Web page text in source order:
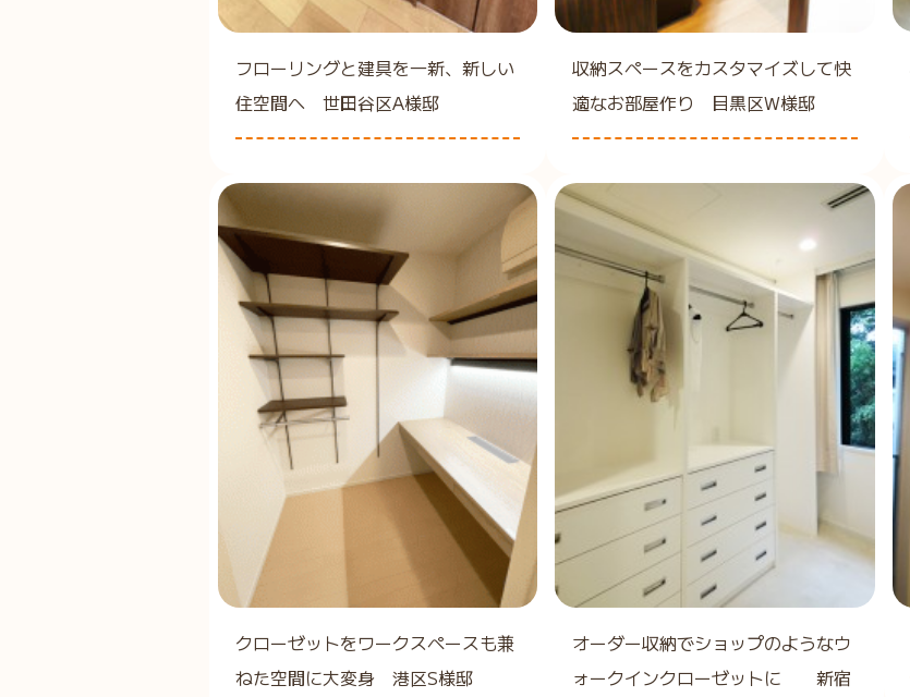
フローリングと建具を一新、新しい
住空間へ 世田谷区A様邸
収納スペースをカスタマイズして快
適なお部屋作り 目黒区W様邸
クローゼットをワークスペースも兼
ねた空間に大変身 港区S様邸
オーダー収納でショップのようなウ
ォークインクローゼットに 新宿